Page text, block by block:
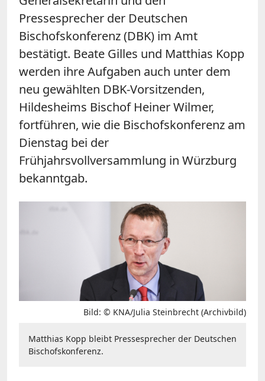
Pressesprecher der Deutschen
Bischofskonferenz (DBK) im Amt
bestätigt. Beate Gilles und Matthias Kopp
werden ihre Aufgaben auch unter dem
neu gewählten DBK-Vorsitzenden,
Hildesheims Bischof Heiner Wilmer,
fortführen, wie die Bischofskonferenz am
Dienstag bei der
Frühjahrsvollversammlung in Würzburg
bekanntgab.
Bild: © KNA/Julia Steinbrecht (Archivbild)
Matthias Kopp bleibt Pressesprecher der Deutschen
Bischofskonferenz.